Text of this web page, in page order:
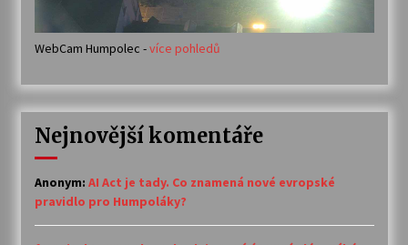
WebCam Humpolec -více pohledů
Nejnovější komentáře
Anonym: AI Act je tady. Co znamená nové evropské
pravidlo pro Humpoláky?